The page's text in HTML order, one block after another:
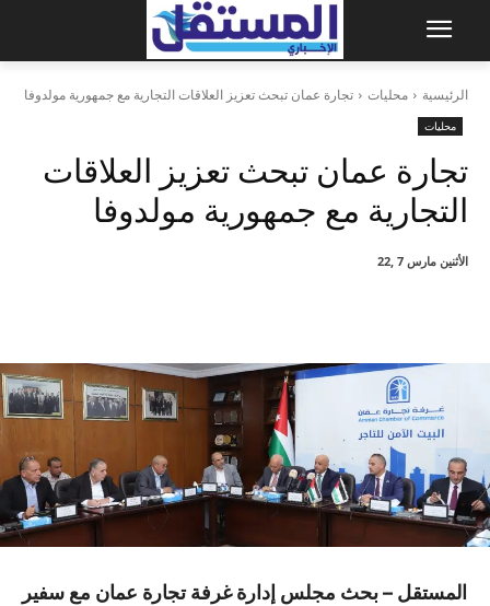
الرئيسية محليات تجارة عمان تبحث تعزيز العلاقات التجارية مع جمهورية مولدوفا
محليات
تجارة عمان تبحث تعزيز العلاقات
التجارية مع جمهورية مولدوفا
الأثنين مارس 7 ,22
المستقل –بحث مجلس إدارة غرفة تجارة عمان مع سفير